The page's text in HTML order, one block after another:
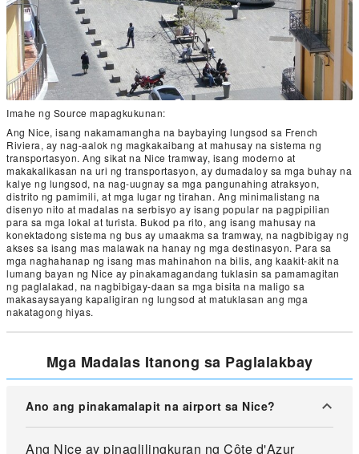
Imahe ng Source mapagkukunan:
Ang Nice, isang nakamamangha na baybaying lungsod sa French
Riviera, ay nag-aalok ng magkakaibang at mahusay na sistema ng
transportasyon. Ang sikat na Nice tramway, isang moderno at
makakalikasan na uri ng transportasyon, ay dumadaloy sa mga buhay na
kalye ng lungsod, na nag-uugnay sa mga pangunahing atraksyon,
distrito ng pamimili, at mga lugar ng tirahan. Ang minimalistang na
disenyo nito at madalas na serbisyo ay isang popular na pagpipilian
para sa mga lokal at turista. Bukod pa rito, ang isang mahusay na
konektadong sistema ng bus ay umaakma sa tramway, na nagbibigay ng
akses sa isang mas malawak na hanay ng mga destinasyon. Para sa
mga naghahanap ng isang mas mahinahon na bilis, ang kaakit-akit na
lumang bayan ng Nice ay pinakamagandang tuklasin sa pamamagitan
ng paglalakad, na nagbibigay-daan sa mga bisita na maligo sa
makasaysayang kapaligiran ng lungsod at matuklasan ang mga
nakatagong hiyas.
Mga Madalas Itanong sa Paglalakbay
Ano ang pinakamalapit na airport sa Nice?
Ang Nice ay pinaglilingkuran ng Côte d'Azur